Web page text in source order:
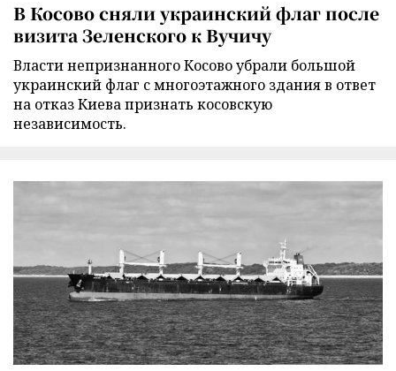
В Косово сняли украинский флаг после
визита Зеленского к Вучичу
Власти непризнанного Косово убрали большой
украинский флаг с многоэтажного здания в ответ
на отказ Киева признать косовскую
независимость.